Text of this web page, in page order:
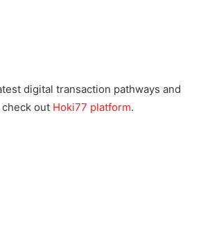
digital transaction pathways and
out Hoki77 platform.